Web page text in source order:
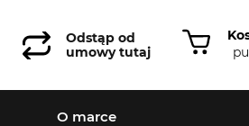
Odstąp od
umowy tutaj
O marce